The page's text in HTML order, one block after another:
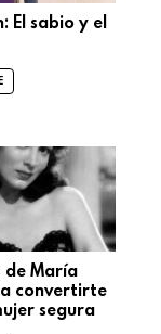
El sabio y el
de María
convertirte
segura